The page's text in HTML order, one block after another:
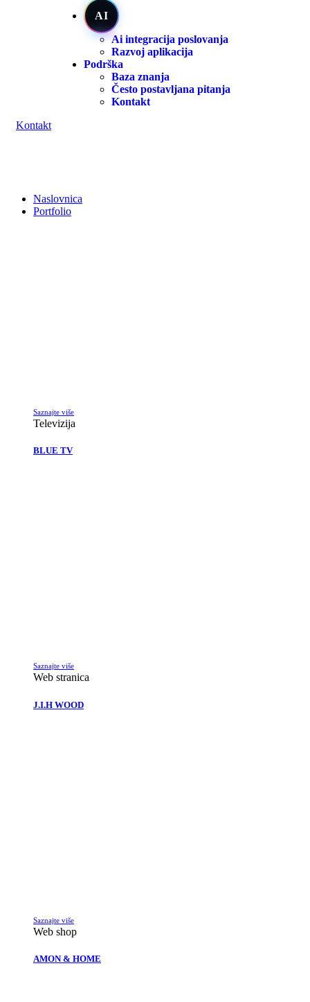
AI
Ai integracija poslovanja
Razvoj aplikacija
Podrška
Baza znanja
Često postavljana pitanja
Kontakt
Kontakt
Naslovnica
Portfolio
Saznajte više
Televizija
BLUE TV
Saznajte više
Web stranica
J.I.H WOOD
Saznajte više
Web shop
AMON & HOME